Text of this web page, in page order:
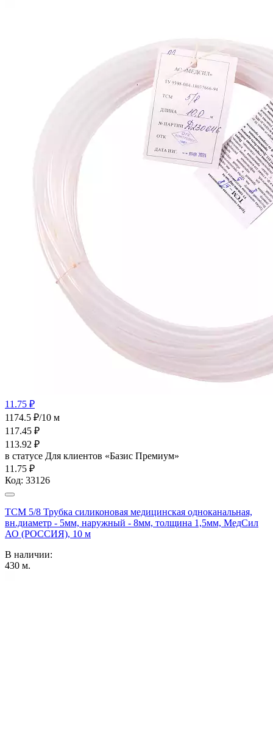
11.75 ₽
1174.5 ₽/10 м
117.45 ₽
113.92 ₽
в статусе Для клиентов «Базис Премиум»
11.75 ₽
Код: 33126
ТСМ 5/8 Трубка силиконовая медицинская одноканальная,
вн.диаметр - 5мм, наружный - 8мм, толщина 1,5мм, МедСил
АО (РОССИЯ), 10 м
В наличии:
430 м.